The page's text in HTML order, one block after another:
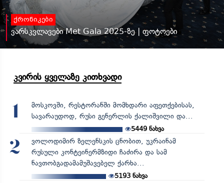
ქრონიკები
ვარსკვლავები Met Gala 2025-ზე | ფოტოები
კვირის ყველაზე კითხვადი
1
მოსკოვში, რესტორანში მომხდარი აფეთქებისას,
სავარაუდოდ, რუსი გენერლის ქალიშვილი და...
5449 ნახვა
2
ვოლოდიმირ ზელენსკის ცნობით, უკრაინამ
რუსული კონტეინერმზიდი ჩაძირა და სამ
ნავთობგადამამუშავებელ ქარხა...
5193ნახვა